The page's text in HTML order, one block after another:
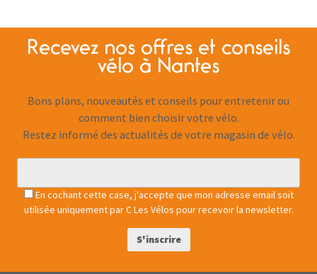
Recevez nos offres et conseils
vélo à Nantes
Bons plans, nouveautés et conseils pour entretenir ou
comment bien choisir votre vélo.
Restez informé des actualités de votre magasin de vélo.
En cochant cette case, j'accepte que mon adresse email soit
utilisée uniquement par C Les Vélos pour recevoir la newsletter.